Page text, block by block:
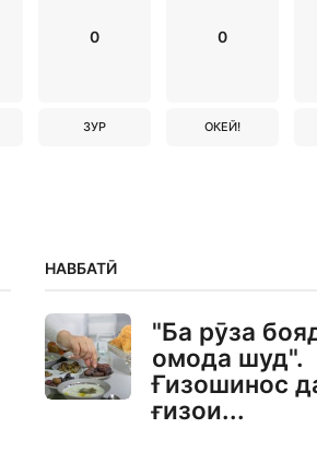
0
ЗУР
0
ОКЕЙ!
НАВБАТӢ
"Ба рӯза
омода шуд".
Ғизошинос
ғизои...